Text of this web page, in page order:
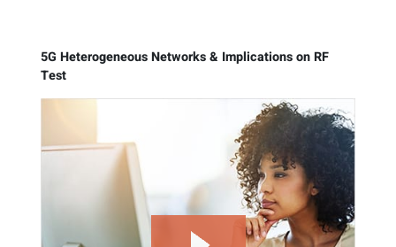
5G Heterogeneous Networks & Implications on RF
Test